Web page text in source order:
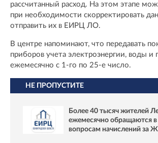
рассчитанный расход. На этом этапе
при необходимости скорректировать
отправить их в ЕИРЦ ЛО.
В центре напоминают, что передавать
приборов учета электроэнергии, воды и
ежемесячно с 1-го по 25-е число.
НЕ ПРОПУСТИТЕ
Более 40 тысяч жителей
ежемесячно обращаются
вопросам начислений за